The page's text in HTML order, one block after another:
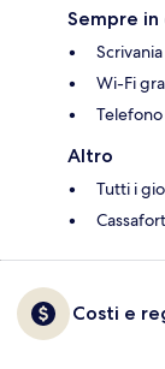
Sempre
Scrivania
Wi-Fi
Telefono
Altro
Tutti i
Costi e